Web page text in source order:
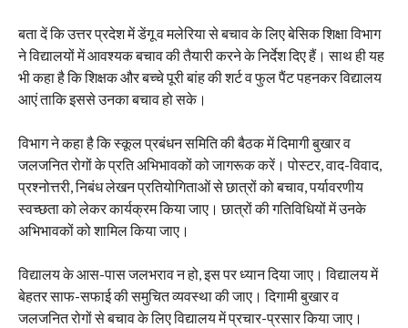
बता दें कि उत्तर प्रदेश में डेंगू व मलेरिया से बचाव के लिए बेसिक शिक्षा विभाग
ने विद्यालयों में आवश्यक बचाव की तैयारी करने के निर्देश दिए हैं। साथ ही यह
भी कहा है कि शिक्षक और बच्चे पूरी बांह की शर्ट व फुल पैंट पहनकर विद्यालय
आएं ताकि इससे उनका बचाव हो सके।
विभाग ने कहा है कि स्कूल प्रबंधन समिति की बैठक में दिमागी बुखार व
जलजनित रोगों के प्रति अभिभावकों को जागरूक करें। पोस्टर, वाद-विवाद,
प्रश्नोत्तरी, निबंध लेखन प्रतियोगिताओं से छात्रों को बचाव, पर्यावरणीय
स्वच्छता को लेकर कार्यक्रम किया जाए। छात्रों की गतिविधियों में उनके
अभिभावकों को शामिल किया जाए।
विद्यालय के आस-पास जलभराव न हो, इस पर ध्यान दिया जाए। विद्यालय में
बेहतर साफ-सफाई की समुचित व्यवस्था की जाए। दिगामी बुखार व
जलजनित रोगों से बचाव के लिए विद्यालय में प्रचार-प्रसार किया जाए।